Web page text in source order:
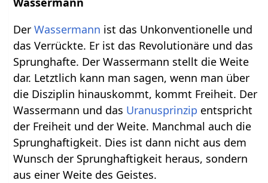
DerWassermann ist das Unkonventionelle und
das Verrückte. Er ist das Revolutionäre und das
Sprunghafte. Der Wassermann stellt die Weite
dar. Letztlich kann man sagen, wenn man über
die Disziplin hinauskommt, kommt Freiheit. Der
Wassermann und das Uranusprinzip entspricht
der Freiheit und der Weite. Manchmal auch die
Sprunghaftigkeit. Dies ist dann nicht aus dem
Wunsch der Sprunghaftigkeit heraus, sondern
aus einer Weite des Geistes.